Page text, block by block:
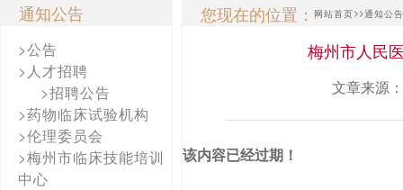
通知公告
>公告
>人才招聘
>招聘公告
>药物临床试验机构
>伦理委员会
>梅州市临床技能培训
中心
您现在的位置： 网站首页>>通知公告
梅州市人民
文章来源
该内容已经过期！